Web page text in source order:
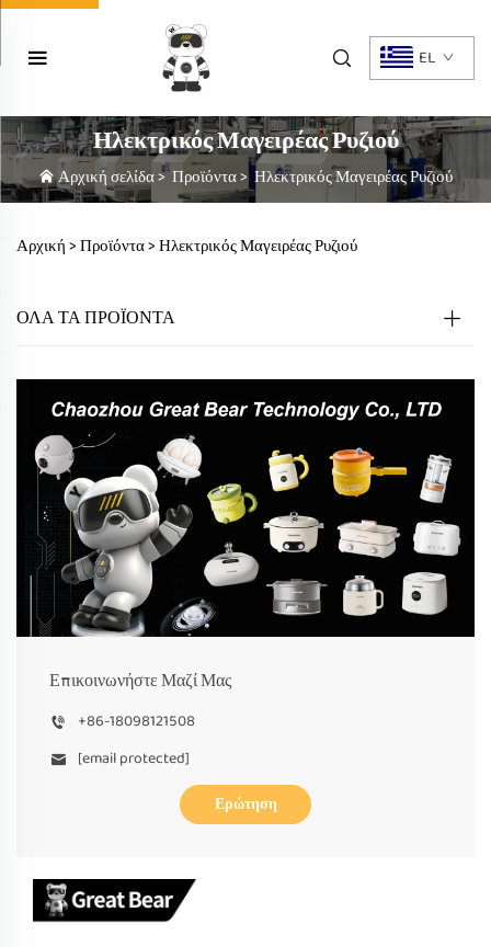
EL
Ηλεκτρικός Μαγειρέας Ρυζιού
Αρχική σελίδα>Προϊόντα> Ηλεκτρικός Μαγειρέας Ρυζιού
Αρχική >Προϊόντα>Ηλεκτρικός Μαγειρέας Ρυζιού
ΟΛΑ ΤΑ ΠΡΟΪΟΝΤΑ
Επικοινωνήστε Μαζί Μας
+86-18098121508
[email protected]
Ερώτηση